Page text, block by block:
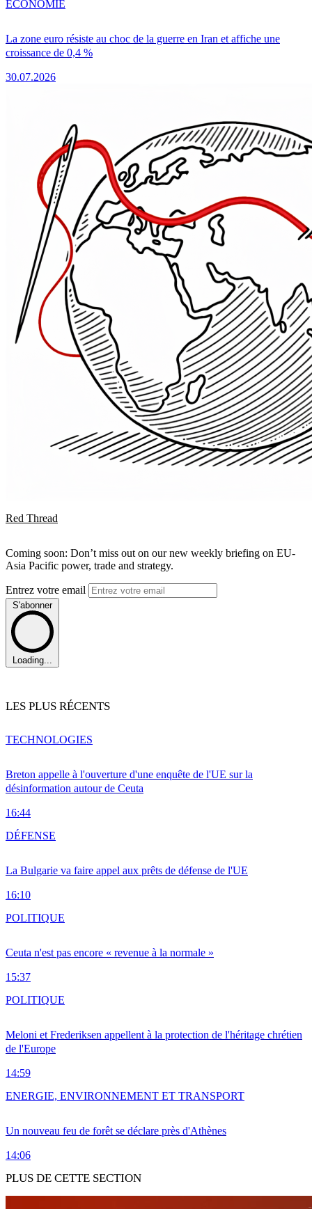
La zone euro résiste au choc de la guerre en Iran et affiche une
croissance de 0,4 %
30.07.2026
ÉCONOMIE
Red Thread
Coming soon: Don’t miss out on our new weekly briefing on EU-
Asia Pacific power, trade and strategy.
Entrez votre email
S'abonner
Loading...
LES PLUS RÉCENTS
Breton appelle à l'ouverture d'une enquête de l'UE sur la
désinformation autour de Ceuta
16:44
TECHNOLOGIES
La Bulgarie va faire appel aux prêts de défense de l'UE
16:10
DÉFENSE
Ceuta n'est pas encore « revenue à la normale »
15:37
POLITIQUE
Meloni et Frederiksen appellent à la protection de l'héritage chrétien
de l'Europe
14:59
POLITIQUE
Un nouveau feu de forêt se déclare près d'Athènes
14:06
ENERGIE, ENVIRONNEMENT ET TRANSPORT
PLUS DE CETTE SECTION